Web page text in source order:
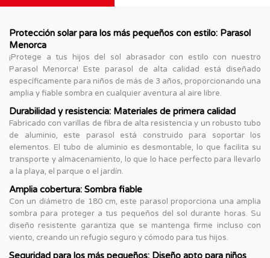
Protección solar para los más pequeños con estilo: Parasol
Menorca
¡Protege a tus hijos del sol abrasador con estilo con nuestro
Parasol Menorca! Este parasol de alta calidad está diseñado
específicamente para niños de más de 3 años, proporcionando una
amplia y fiable sombra en cualquier aventura al aire libre.
Durabilidad y resistencia: Materiales de primera calidad
Fabricado con varillas de fibra de alta resistencia y un robusto tubo
de aluminio, este parasol está construido para soportar los
elementos. El tubo de aluminio es desmontable, lo que facilita su
transporte y almacenamiento, lo que lo hace perfecto para llevarlo
a la playa, el parque o el jardín.
Amplia cobertura: Sombra fiable
Con un diámetro de 180 cm, este parasol proporciona una amplia
sombra para proteger a tus pequeños del sol durante horas. Su
diseño resistente garantiza que se mantenga firme incluso con
viento, creando un refugio seguro y cómodo para tus hijos.
Seguridad para los más pequeños: Diseño apto para niños